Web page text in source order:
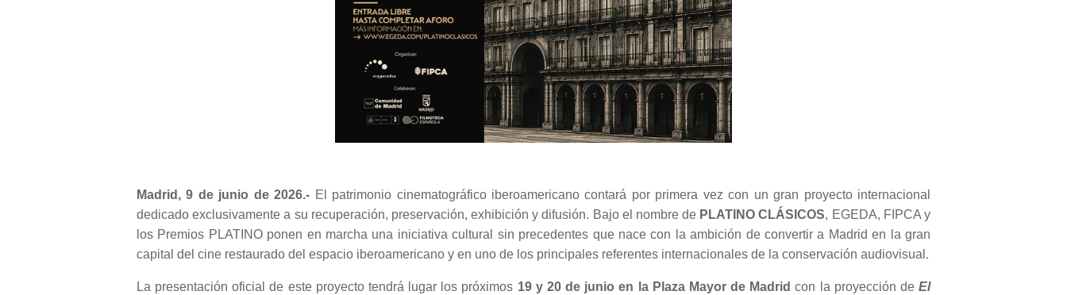
Madrid, 9 de junio de 2026.- El patrimonio cinematográfico iberoamericano contará por primera vez con un gran proyecto internacional
dedicado exclusivamente a su recuperación, preservación, exhibición y difusión. Bajo el nombre de PLATINO CLÁSICOS, EGEDA, FIPCA y
los Premios PLATINO ponen en marcha una iniciativa cultural sin precedentes que nace con la ambición de convertir a Madrid en la gran
capital del cine restaurado del espacio iberoamericano y en uno de los principales referentes internacionales de la conservación audiovisual.
La presentación oficial de este proyecto tendrá lugar los próximos 19 y 20 de junio en la Plaza Mayor de Madrid con la proyección deEl